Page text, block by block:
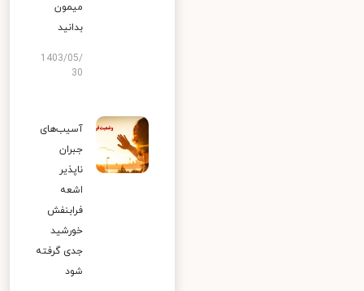
میمون
بدانید
1403/05/
30
آسیب‌های
جبران
ناپذیر
اشعه
فرابنفش
خورشید
جدی گرفته
شود